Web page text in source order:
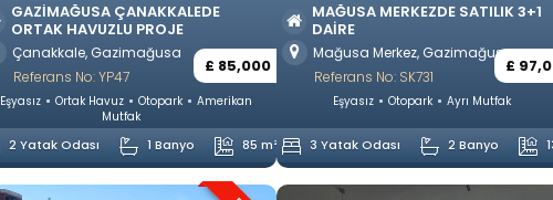
GAZIMAĞUSA ÇANAKKALEDE
ORTAK HAVUZLU PROJE
Çanakkale, Gazimağusa
£ 85,000
Referans No: YP47
Eşyasız Ortak Havuz Otopark
Amerikan
Mutfak
2 Yatak Odası 1 Banyo 85 m²
MAĞUSA MERKEZDE SATILIK 3+1
DAIRE
Mağusa Merkez, Gazimağusa
£
Referans No: SK731
Eşyasız Otopark Ayrı Mutfak
3 Yatak Odası 2 Banyo